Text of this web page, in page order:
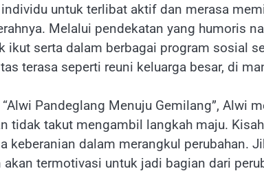
untuk terlibat aktif dan merasa
Melalui pendekatan yang humoris
ikut serta dalam berbagai program sosial
terasa seperti reuni keluarga besar, di
Pandeglang Menuju Gemilang”, Alwi
tidak takut mengambil langkah maju.
keberanian dalam merangkul perubahan.
termotivasi untuk jadi bagian dari